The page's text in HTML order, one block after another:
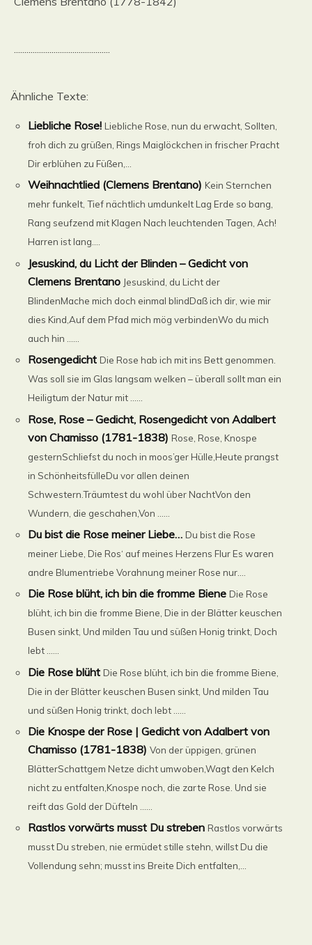
..............................................
Ähnliche Texte:
Liebliche Rose! Liebliche Rose, nun du erwacht, Sollten,
froh dich zu grüßen, Rings Maiglöckchen in frischer Pracht
Dir erblühen zu Füßen,...
Weihnachtlied (Clemens Brentano) Kein Sternchen
mehr funkelt, Tief nächtlich umdunkelt Lag Erde so bang,
Rang seufzend mit Klagen Nach leuchtenden Tagen, Ach!
Harren ist lang....
Jesuskind, du Licht der Blinden – Gedicht von
Clemens Brentano Jesuskind, du Licht der
BlindenMache mich doch einmal blindDaß ich dir, wie mir
dies Kind,Auf dem Pfad mich mög verbindenWo du mich
auch hin ......
Rosengedicht Die Rose hab ich mit ins Bett genommen.
Was soll sie im Glas langsam welken – überall sollt man ein
Heiligtum der Natur mit ......
Rose, Rose – Gedicht, Rosengedicht von Adalbert
von Chamisso (1781-1838) Rose, Rose, Knospe
gesternSchliefst du noch in moos’ger Hülle,Heute prangst
in SchönheitsfülleDu vor allen deinen
Schwestern.Träumtest du wohl über NachtVon den
Wundern, die geschahen,Von ......
Du bist die Rose meiner Liebe… Du bist die Rose
meiner Liebe, Die Ros‘ auf meines Herzens Flur Es waren
andre Blumentriebe Vorahnung meiner Rose nur....
Die Rose blüht, ich bin die fromme Biene Die Rose
blüht, ich bin die fromme Biene, Die in der Blätter keuschen
Busen sinkt, Und milden Tau und süßen Honig trinkt, Doch
lebt ......
Die Rose blüht Die Rose blüht, ich bin die fromme Biene,
Die in der Blätter keuschen Busen sinkt, Und milden Tau
und süßen Honig trinkt, doch lebt ......
Die Knospe der Rose | Gedicht von Adalbert von
Chamisso (1781-1838) Von der üppigen, grünen
BlätterSchattgem Netze dicht umwoben,Wagt den Kelch
nicht zu entfalten,Knospe noch, die zarte Rose. Und sie
reift das Gold der DüfteIn ......
Rastlos vorwärts musst Du streben Rastlos vorwärts
musst Du streben, nie ermüdet stille stehn, willst Du die
Vollendung sehn; musst ins Breite Dich entfalten,...